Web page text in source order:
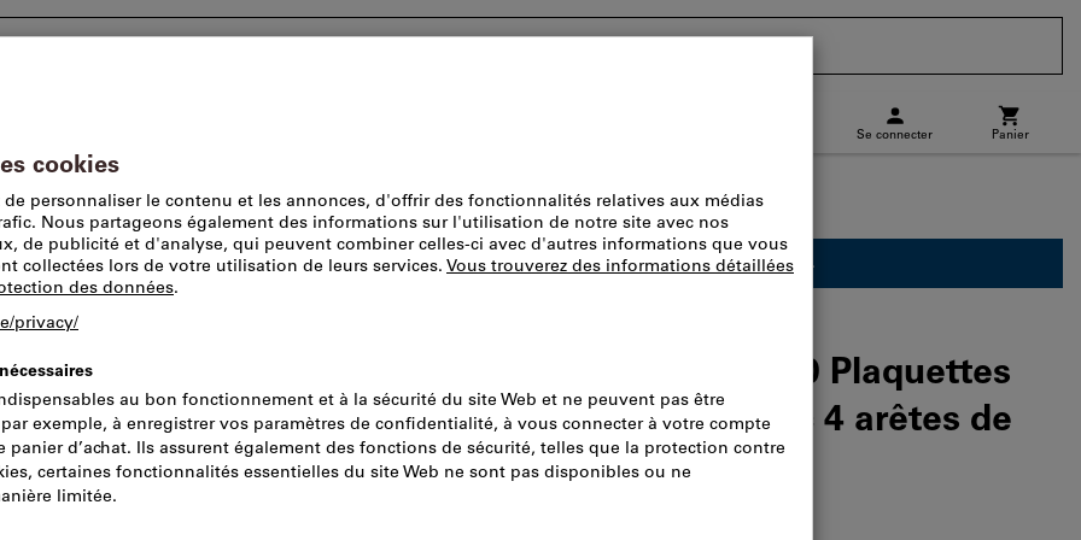
Se connecter Panier
à dresser Plaquettes pour fraises à dresser
Ce produit est exclusivement réservé aux professionnels.
H490 ANKX 170616PNTR IC830 Plaquettes
rectangulaires réversibles avec 4 arêtes de
coupe hélicoïdales